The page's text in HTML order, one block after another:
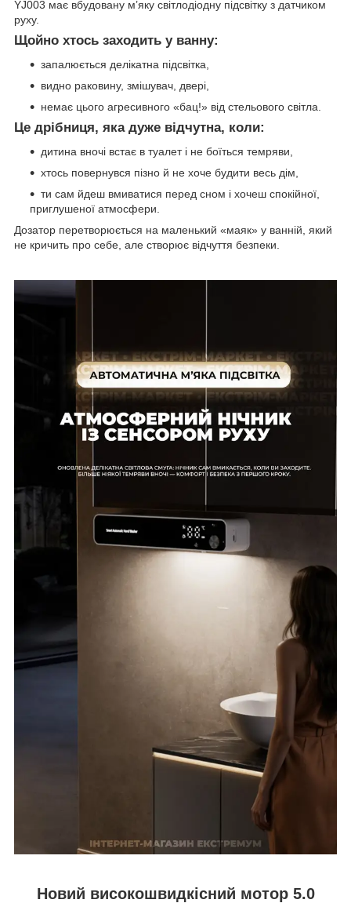
YJ003 має вбудовану м’яку світлодіодну підсвітку з датчиком
руху.
Щойно хтось заходить у ванну:
запалюється делікатна підсвітка,
видно раковину, змішувач, двері,
немає цього агресивного «бац!» від стельового світла.
Це дрібниця, яка дуже відчутна, коли:
дитина вночі встає в туалет і не боїться темряви,
хтось повернувся пізно й не хоче будити весь дім,
ти сам йдеш вмиватися перед сном і хочеш спокійної,
приглушеної атмосфери.
Дозатор перетворюється на маленький «маяк» у ванній, який
не кричить про себе, але створює відчуття безпеки.
Новий високошвидкісний мотор 5.0